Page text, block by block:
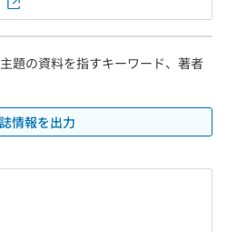
題の資料を指すキーワード、著者
情報を出力